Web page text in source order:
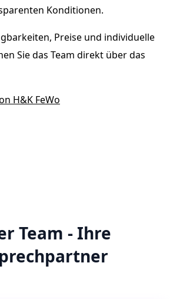
Konditionen.
Preise und individuelle
Sie das Team direkt über das
H&K FeWo
Team - Ihre